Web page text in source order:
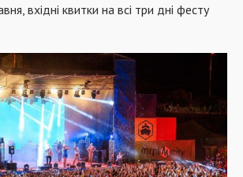
вхідні квитки на всі три дні фесту